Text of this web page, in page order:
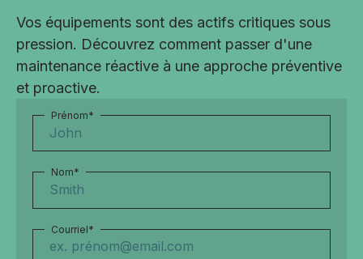
Vos équipements sont des actifs critiques sous
pression. Découvrez comment passer d'une
maintenance réactive à une approche préventive
et proactive.
Prénom*
Nom*
Courriel*